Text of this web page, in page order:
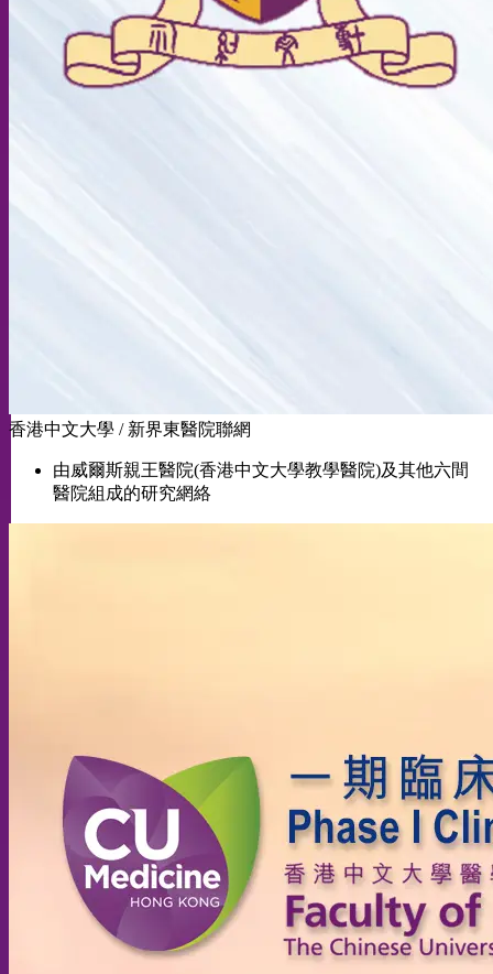
香港中文大學 / 新界東醫院聯網
由威爾斯親王醫院(香港中文大學教學醫院)及其他六間
醫院組成的研究網絡